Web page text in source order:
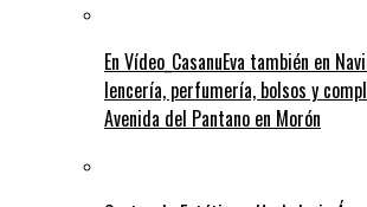
En Vídeo_CasanuEva también en
lencería, perfumería, bolsos y
Avenida del Pantano en Morón